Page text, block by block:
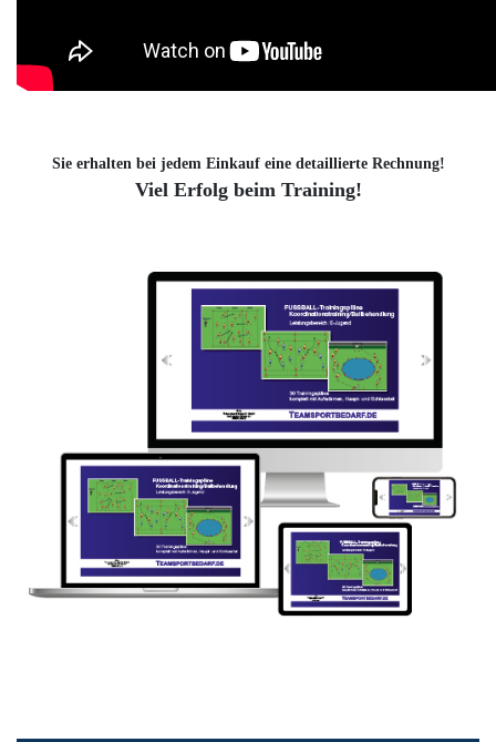
Sie erhalten bei jedem Einkauf eine detaillierte Rechnung!
Viel Erfolg beim Training!